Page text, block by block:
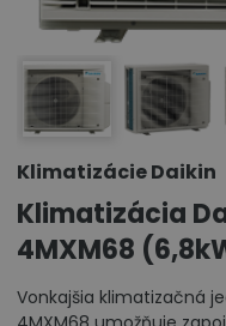
Klimatizácie Daikin
Klimatizácia
4MXM68
Vonkajšia klimatizačná